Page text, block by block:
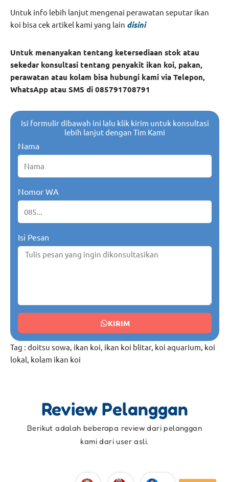
Untuk info lebih lanjut mengenai perawatan seputar ikan
koi bisa cek artikel kami yang lain disini
Untuk menanyakan tentang ketersediaan stok atau
sekedar konsultasi tentang penyakit ikan koi, pakan,
perawatan atau kolam bisa hubungi kami via Telepon,
WhatsApp atau SMS di 085791708791
Isi formulir dibawah ini lalu klik kirim untuk konsultasi
lebih lanjut dengan Tim Kami
Nama
Nomor WA
Isi Pesan
KIRIM
Tag : doitsu sowa, ikan koi, ikan koi blitar, koi aquarium, koi
lokal, kolam ikan koi
Review Pelanggan
Berikut adalah beberapa review dari pelanggan
kami dari user asli.